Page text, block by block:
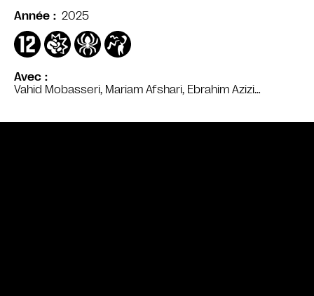
Avec
Vahid Mobasseri, Mariam Afshari, Ebrahim Azizi…
Année
2025